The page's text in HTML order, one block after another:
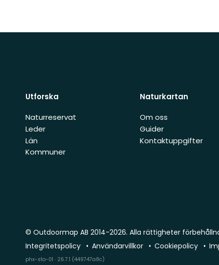
Utforska
Naturreservat
Leder
Län
Kommuner
Naturkartan
Om oss
Guider
Kontaktuppgifter
© Outdoormap AB 2014-2026. Alla rättigheter
Integritetspolicy
Användarvillkor Cookiepolicy
phx-sto-01 · 26.7.1 (449747a8c)